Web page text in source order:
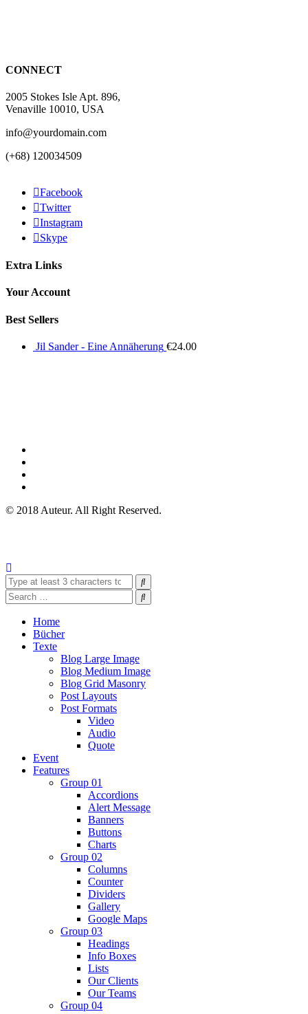
CONNECT
2005 Stokes Isle Apt. 896,
Venaville 10010, USA
info@yourdomain.com
(+68) 120034509
Facebook
Twitter
Instagram
Skype
Extra Links
Your Account
Best Sellers
Jil Sander - Eine Annäherung €24.00
© 2018 Auteur. All Right Reserved.
Home
Bücher
Texte
Blog Large Image
Blog Medium Image
Blog Grid Masonry
Post Layouts
Post Formats
Video
Audio
Quote
Event
Features
Group 01
Accordions
Alert Message
Banners
Buttons
Charts
Group 02
Columns
Counter
Dividers
Gallery
Google Maps
Group 03
Headings
Info Boxes
Lists
Our Clients
Our Teams
Group 04